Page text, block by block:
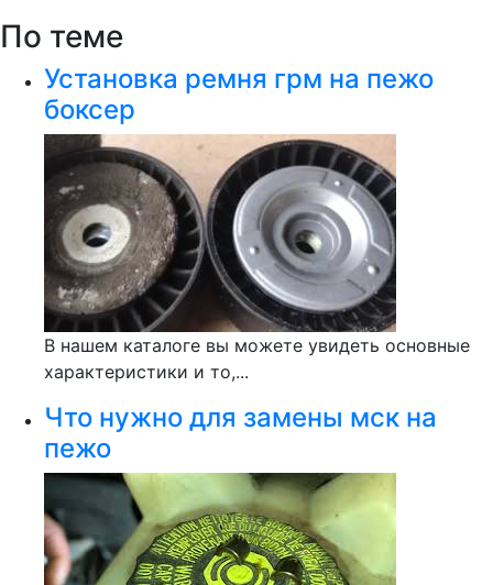
По теме
Установка ремня грм на пежо
боксер
В нашем каталоге вы можете увидеть основные
характеристики и то,...
Что нужно для замены мск на
пежо